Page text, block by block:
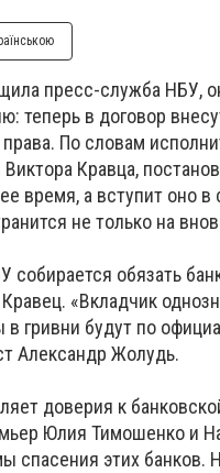
пресс-служба НБУ,
теперь в договор
По словам
Виктора Кравца,
время, а вступит оно
не только на
собирается обязать
«Вкладчик
в гривни будут по
Александр Жолудь.
доверия к
Юлия Тимошенко и
спасения этих банков.